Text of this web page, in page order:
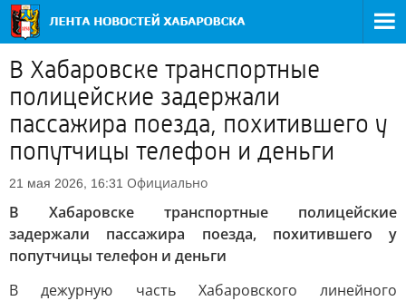
В Хабаровске транспортные
полицейские задержали
пассажира поезда, похитившего у
попутчицы телефон и деньги
21 мая 2026, 16:31 Официально
В Хабаровске транспортные полицейские
задержали пассажира поезда, похитившего у
попутчицы телефон и деньги
В дежурную часть Хабаровского линейного